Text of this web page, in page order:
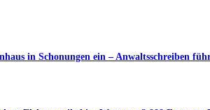
in Schonungen ein – Anwaltsschreiben